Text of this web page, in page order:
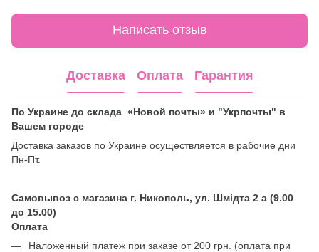
Написать отзыв
Доставка Оплата Гарантия
По Украине до склада «Новой почты» и "Укрпочты" в
Вашем городе
Доставка заказов по Украине осуществляется в рабочие дни
Пн-Пт.
Самовывоз с магазина г. Никополь, ул. Шмідта 2 а (9.00
до 15.00)
Оплата
Наложенный платеж при заказе от 200 грн. (оплата при